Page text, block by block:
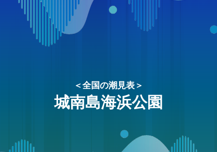
＜全国の潮見表＞
城南島海浜公園